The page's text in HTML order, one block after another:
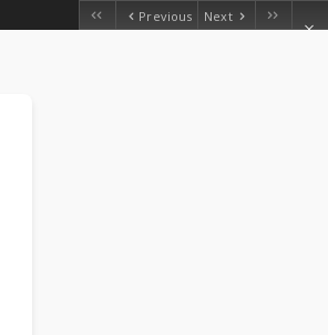
Previous Next